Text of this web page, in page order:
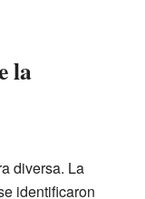
la
diversa. La
identificaron